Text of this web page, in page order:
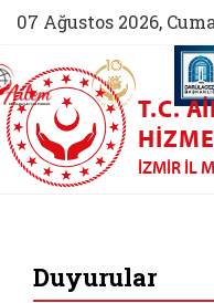
07 Ağustos 2026, Cuma
(yeni sekmede açılır)
AİLEM İletişim Merkezi
Aile ve
T.C.
İZMIR İL
Duyurular